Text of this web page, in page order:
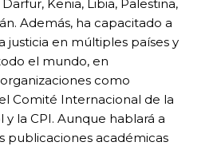
Kenia, Libia, Palestina,
Además, ha capacitado a
justicia en múltiples países y
el mundo, en
como
Comité Internacional de la
y la CPI. Aunque hablará a
publicaciones académicas